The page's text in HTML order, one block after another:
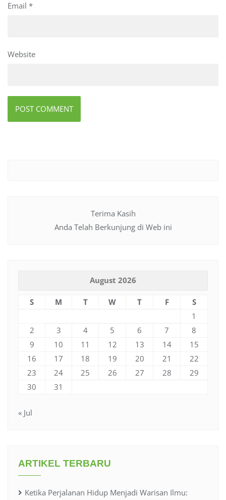
Email *
Website
Terima Kasih
Anda Telah Berkunjung di Web ini
August 2026
S M T W T F
S
1
2
3 4 5 6 7
8
9
10 11 12 13 14
15
16
17 18 19 20 21
22
23
24 25 26 27 28
29
30
31
« Jul
ARTIKEL TERBARU
Ketika Perjalanan Hidup Menjadi Warisan Ilmu: